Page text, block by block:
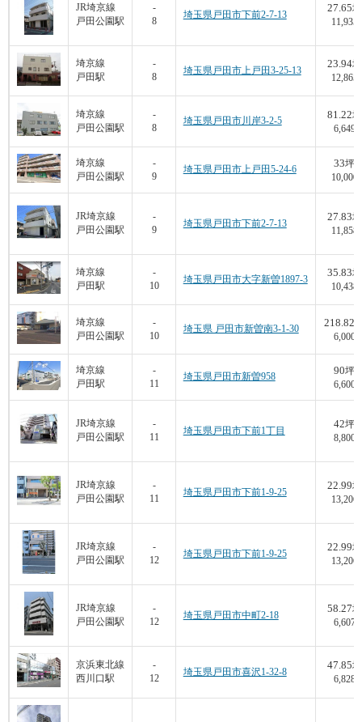
JR埼京線
戸田公園駅
-
8
埼玉県戸田市下前2-7-13
27.65坪
11,935
埼京線
戸田駅
-
8
埼玉県戸田市上戸田3-25-13
23.94坪
12,865
埼京線
戸田公園駅
-
8
埼玉県戸田市川岸3-2-5
81.22坪
6,649
埼京線
戸田公園駅
-
9
埼玉県戸田市上戸田5-24-6
33坪
10,000
JR埼京線
戸田公園駅
-
9
埼玉県戸田市下前2-7-13
27.83坪
11,858
埼京線
戸田駅
-
10
埼玉県戸田市大字新曽1897-3
35.83坪
10,438
埼京線
戸田公園駅
-
10
埼玉県 戸田市新曽南3-1-30
218.82
6,000
埼京線
戸田駅
-
11
埼玉県戸田市新曽958
90坪
6,600
JR埼京線
戸田公園駅
-
11
埼玉県戸田市下前1丁目
42坪
8,800
JR埼京線
戸田公園駅
-
11
埼玉県戸田市下前1-9-25
22.99坪
13,206
JR埼京線
戸田公園駅
-
12
埼玉県戸田市下前1-9-25
22.99坪
13,206
JR埼京線
戸田公園駅
-
12
埼玉県戸田市中町2-18
58.27坪
6,607
京浜東北線
西川口駅
-
12
埼玉県戸田市喜沢1-32-8
47.85坪
6,828